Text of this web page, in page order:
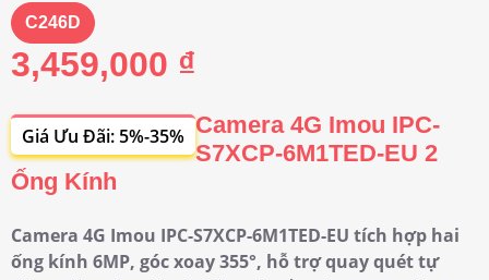
C246D
3,459,000 ₫
Giá Ưu Đãi: 5%-35% Camera 4G Imou IPC-
S7XCP-6M1TED-EU 2
Ống Kính
Camera 4G Imou IPC-S7XCP-6M1TED-EU tích hợp hai
ống kính 6MP, góc xoay 355°, hỗ trợ quay quét tự